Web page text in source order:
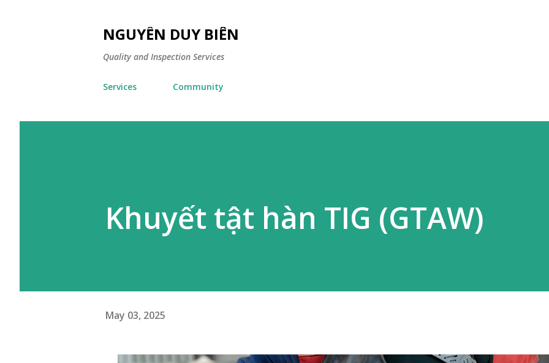
NGUYỄN DUY BIÊN
Quality and Inspection Services
Services Community
Khuyết tật hàn TIG (GTAW)
May 03, 2025